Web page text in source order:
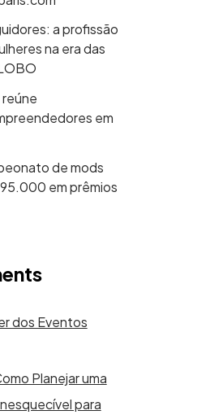
a profissão
na era das
em
de mods
em prêmios
dos Eventos
Planejar uma
para